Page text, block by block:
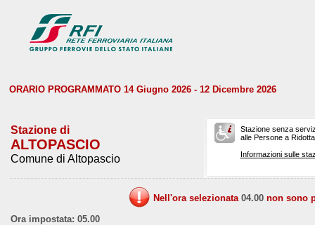
ORARIO PROGRAMMATO 14 Giugno 2026 - 12 Dicembre 2026
Stazione di
ALTOPASCIO
Comune di Altopascio
Stazione senza
alle Persone a
Informazioni sulle
Nell'ora selezionata 04.00 non sono
Ora impostata: 05.00